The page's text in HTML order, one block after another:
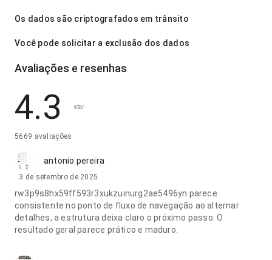
Os dados são criptografados em trânsito
Você pode solicitar a exclusão dos dados
Avaliações e resenhas
4.3 star
5669 avaliações
antonio.pereira
3 de setembro de 2025
rw3p9s8hx59ff593r3xukzuinurg2ae5496yn parece
consistente no ponto de fluxo de navegação ao alternar
detalhes; a estrutura deixa claro o próximo passo. O
resultado geral parece prático e maduro.